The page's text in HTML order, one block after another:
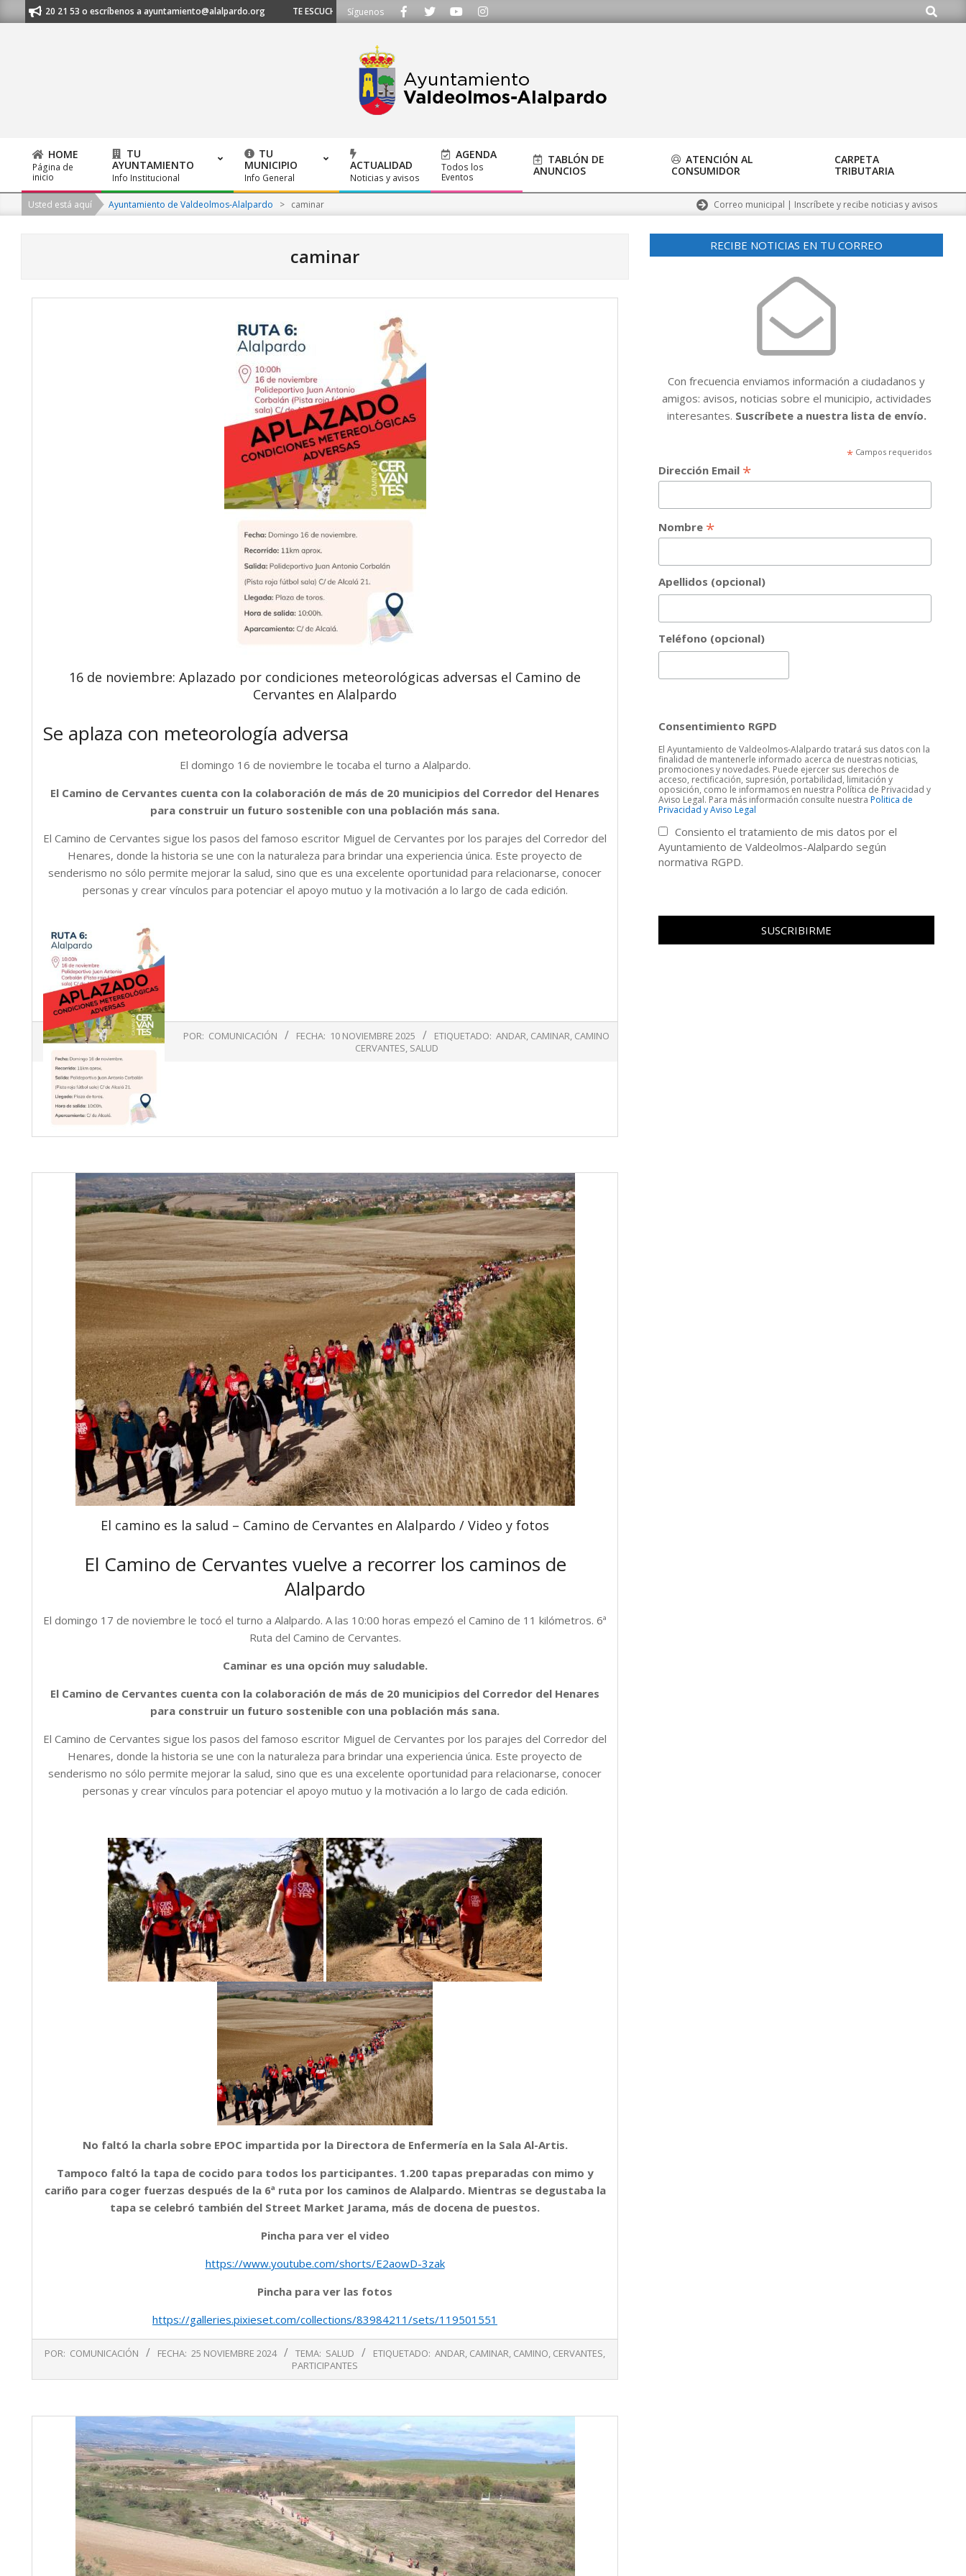
to
620 21 53 o escríbenos a ayuntamiento@alalpardo.org TE ESCUCHAMOS - Llámanos al 91 620 21 53 o escríbenos a ayuntamiento@alalpardo.org
Síguenos Buscar
Primary
Navigation
Menu
HOME
Página de
inicio
TU
AYUNTAMIENTO
Info Institucional
TU
MUNICIPIO
Info General
ACTUALIDAD
Noticias y avisos
AGENDA
Todos los
Eventos
TABLÓN DE
ANUNCIOS
ATENCIÓN AL
CONSUMIDOR
CARPETA
TRIBUTARIA
Usted está aquí Ayuntamiento de Valdeolmos-Alalpardo > caminar Correo municipal | Inscríbete y recibe noticias y avisos
caminar
16 de noviembre: Aplazado por condiciones meteorológicas adversas el Camino de
Cervantes en Alalpardo
Se aplaza con meteorología adversa
El domingo 16 de noviembre le tocaba el turno a Alalpardo.
El Camino de Cervantes cuenta con la colaboración de más de 20 municipios del Corredor del Henares
para construir un futuro sostenible con una población más sana.
El Camino de Cervantes sigue los pasos del famoso escritor Miguel de Cervantes por los parajes del Corredor del
Henares, donde la historia se une con la naturaleza para brindar una experiencia única. Este proyecto de
senderismo no sólo permite mejorar la salud, sino que es una excelente oportunidad para relacionarse, conocer
personas y crear vínculos para potenciar el apoyo mutuo y la motivación a lo largo de cada edición.
2025-
11-
POR: COMUNICACIÓN FECHA: 10 NOVIEMBRE 2025 ETIQUETADO: ANDAR, CAMINAR, CAMINO
CERVANTES, SALUD
El camino es la salud – Camino de Cervantes en Alalpardo / Video y fotos
El Camino de Cervantes vuelve a recorrer los caminos de
Alalpardo
El domingo 17 de noviembre le tocó el turno a Alalpardo. A las 10:00 horas empezó el Camino de 11 kilómetros. 6ª
Ruta del Camino de Cervantes.
Caminar es una opción muy saludable.
El Camino de Cervantes cuenta con la colaboración de más de 20 municipios del Corredor del Henares
para construir un futuro sostenible con una población más sana.
El Camino de Cervantes sigue los pasos del famoso escritor Miguel de Cervantes por los parajes del Corredor del
Henares, donde la historia se une con la naturaleza para brindar una experiencia única. Este proyecto de
senderismo no sólo permite mejorar la salud, sino que es una excelente oportunidad para relacionarse, conocer
personas y crear vínculos para potenciar el apoyo mutuo y la motivación a lo largo de cada edición.
No faltó la charla sobre EPOC impartida por la Directora de Enfermería en la Sala Al-Artis.
Tampoco faltó la tapa de cocido para todos los participantes. 1.200 tapas preparadas con mimo y
cariño para coger fuerzas después de la 6ª ruta por los caminos de Alalpardo. Mientras se degustaba la
tapa se celebró también del Street Market Jarama, más de docena de puestos.
Pincha para ver el video
https://www.youtube.com/shorts/E2aowD-3zak
Pincha para ver las fotos
https://galleries.pixieset.com/collections/83984211/sets/119501551
11-
25
POR: COMUNICACIÓN FECHA: 25 NOVIEMBRE 2024 TEMA: SALUD ETIQUETADO: ANDAR, CAMINAR, CAMINO, CERVANTES,
PARTICIPANTES
RECIBE NOTICIAS EN TU CORREO
Con frecuencia enviamos información a ciudadanos y
amigos: avisos, noticias sobre el municipio, actividades
interesantes. Suscríbete a nuestra lista de envío.
* Campos requeridos
Dirección Email *
Nombre *
Apellidos (opcional)
Teléfono (opcional)
Consentimiento RGPD
El Ayuntamiento de Valdeolmos-Alalpardo tratará sus datos con la
finalidad de mantenerle informado acerca de nuestras noticias,
promociones y novedades. Puede ejercer sus derechos de
acceso, rectificación, supresión, portabilidad, limitación y
oposición, como le informamos en nuestra Política de Privacidad y
Aviso Legal. Para más información consulte nuestraPolitica de
Privacidad y Aviso Legal
Consiento el tratamiento de mis datos por el
Ayuntamiento de Valdeolmos-Alalpardo según
normativa RGPD.